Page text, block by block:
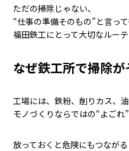
ただの掃除じゃない、
“仕事の準備そのもの”と言って
福田鉄工にとって大切なルーテ
なぜ鉄工所で掃除
工場には、鉄粉、削りカス、
モノづくりならではの“よごれ
放っておくと危険にもつながる